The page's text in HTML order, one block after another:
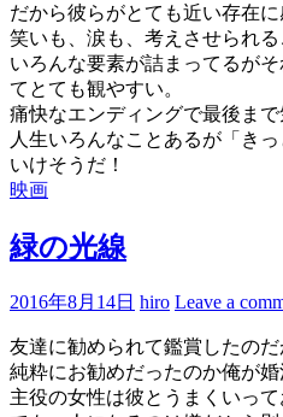
だから彼らがとても近い存在に
笑いも、涙も、考えさせられる
いろんな要素が詰まってるが
てとても観やすい。
痛快なエンディングで最後まで
人生いろんなことあるが「き
いけそうだ！
映画
緑の光線
2016年8月14日 hiro Leave a
友達に勧められて鑑賞したのだ
純粋にお勧めだったのか俺が
主役の女性は彼とうまくいっ